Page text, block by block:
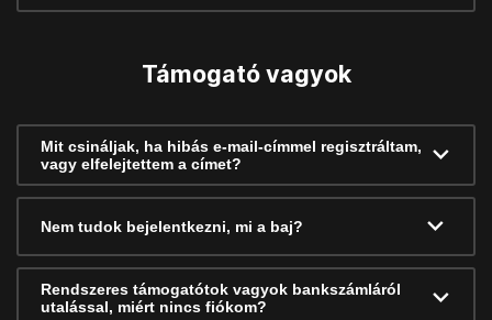
Támogató vagyok
Mit csináljak, ha hibás e-mail-címmel regisztráltam,
vagy elfelejtettem a címet?
Nem tudok bejelentkezni, mi a baj?
Rendszeres támogatótok vagyok bankszámláról
utalással, miért nincs fiókom?